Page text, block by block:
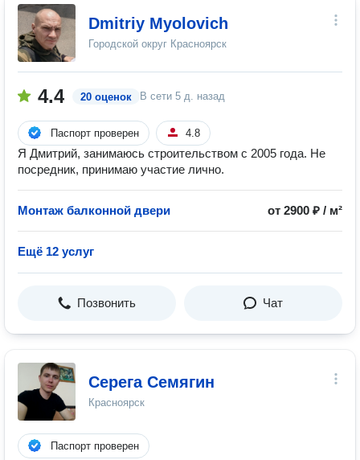
Dmitriy Myolovich
Городской округ Красноярск
4.4 20 оценок В сети 5 д. назад
Паспорт проверен 4.8
Я Дмитрий, занимаюсь строительством с 2005 года. Не
посредник, принимаю участие лично.
Монтаж балконной двери от 2900 ₽ / м²
Ещё 12 услуг
Позвонить Чат
Серега Семягин
Красноярск
Паспорт проверен